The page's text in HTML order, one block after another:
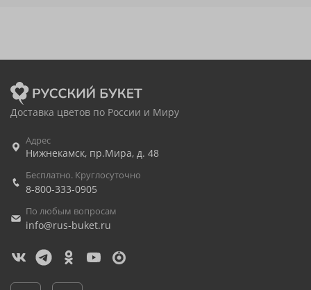
Доставка цветов по России и Миру
Адрес
Нижнекамск, пр.Мира, д. 48
Бесплатно. Круглосуточно
8-800-333-0905
По любым вопросам
info@rus-buket.ru